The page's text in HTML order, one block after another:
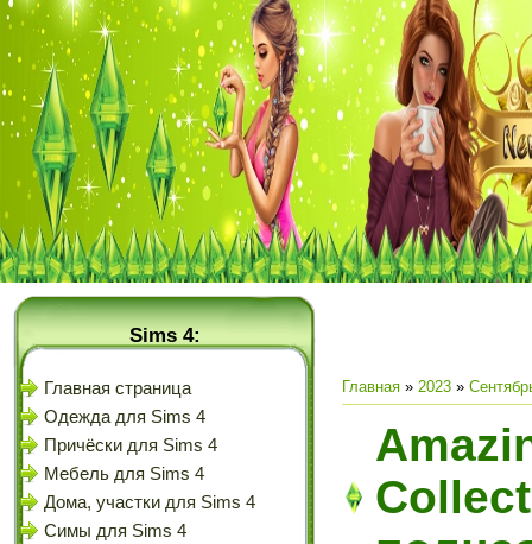
Sims 4:
Главная страница
Одежда для Sims 4
Причёски для Sims 4
Мебель для Sims 4
Дома, участки для Sims 4
Симы для Sims 4
Главная » 2023 »